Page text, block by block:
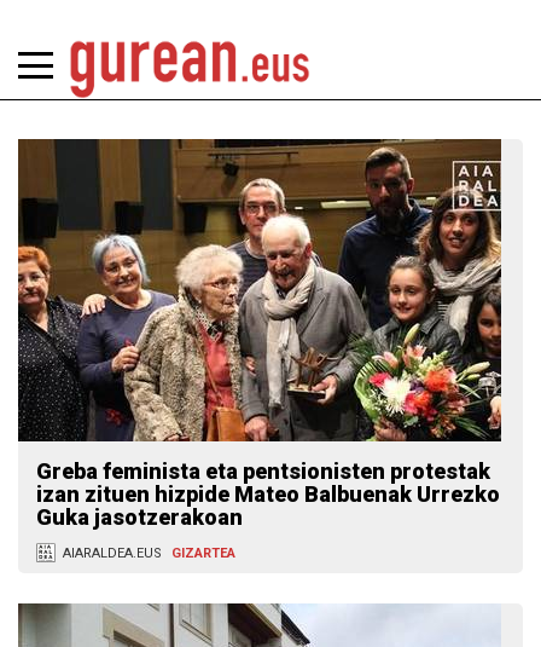
Greba feminista eta pentsionisten protestak
izan zituen hizpide Mateo Balbuenak Urrezko
Guka jasotzerakoan
AIARALDEA.EUS GIZARTEA